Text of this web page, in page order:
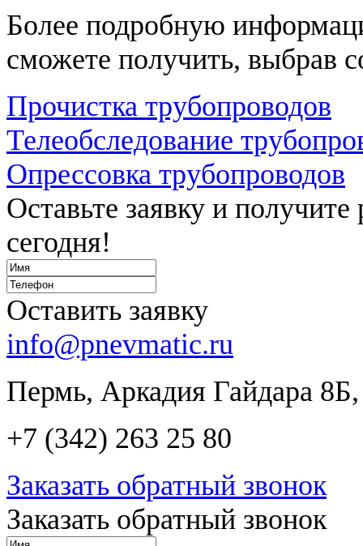
Более подробную
сможете получить, выбрав
Прочистка трубопроводов
Телеобследование
Опрессовка трубопроводов
Оставьте заявку и
сегодня!
Оставить заявку
info@pnevmatic.ru
Пермь, Аркадия Гайдара
+7 (342) 263 25 80
Заказать обратный звонок
Заказать обратный звонок